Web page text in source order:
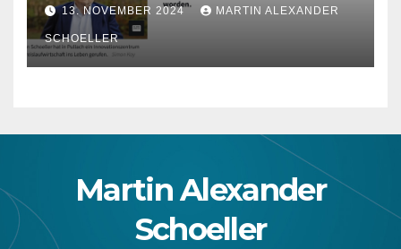
13. NOVEMBER 2024 MARTIN ALEXANDER
SCHOELLER
Martin Alexander
Schoeller